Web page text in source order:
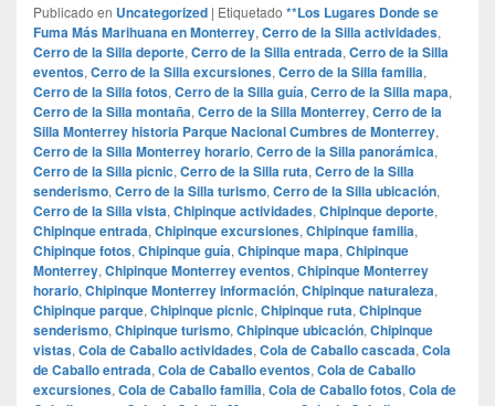
Publicado en Uncategorized | Etiquetado **Los Lugares Donde se
Fuma Más Marihuana en Monterrey, Cerro de la Silla actividades,
Cerro de la Silla deporte, Cerro de la Silla entrada, Cerro de la Silla
eventos, Cerro de la Silla excursiones, Cerro de la Silla familia,
Cerro de la Silla fotos, Cerro de la Silla guía, Cerro de la Silla mapa,
Cerro de la Silla montaña, Cerro de la Silla Monterrey, Cerro de la
Silla Monterrey historia Parque Nacional Cumbres de Monterrey,
Cerro de la Silla Monterrey horario, Cerro de la Silla panorámica,
Cerro de la Silla picnic, Cerro de la Silla ruta, Cerro de la Silla
senderismo, Cerro de la Silla turismo, Cerro de la Silla ubicación,
Cerro de la Silla vista, Chipinque actividades, Chipinque deporte,
Chipinque entrada, Chipinque excursiones, Chipinque familia,
Chipinque fotos, Chipinque guía, Chipinque mapa, Chipinque
Monterrey, Chipinque Monterrey eventos, Chipinque Monterrey
horario, Chipinque Monterrey información, Chipinque naturaleza,
Chipinque parque, Chipinque picnic, Chipinque ruta, Chipinque
senderismo, Chipinque turismo, Chipinque ubicación, Chipinque
vistas, Cola de Caballo actividades, Cola de Caballo cascada, Cola
de Caballo entrada, Cola de Caballo eventos, Cola de Caballo
excursiones, Cola de Caballo familia, Cola de Caballo fotos, Cola de